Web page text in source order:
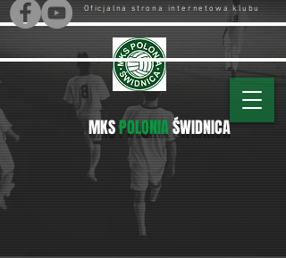
Oficjalna strona internetowa klubu
MKSPOLONIAŚWIDNICA